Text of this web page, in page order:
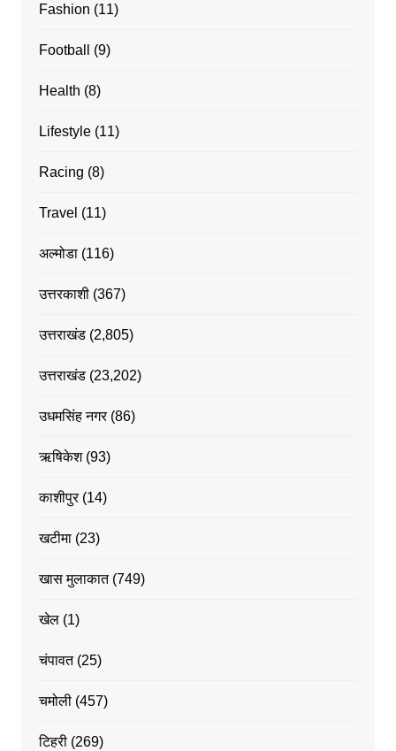
Fashion (11)
Football (9)
Health (8)
Lifestyle(11)
Racing (8)
Travel (11)
अल्मोडा(116)
उत्तरकाशी(367)
उत्तराखंड(2,805)
उत्तराखंड(23,202)
उधमसिंह नगर(86)
ऋषिकेश(93)
काशीपुर(14)
खटीमा(23)
खास मुलाकात(749)
खेल(1)
चंपावत(25)
चमोली(457)
टिहरी(269)